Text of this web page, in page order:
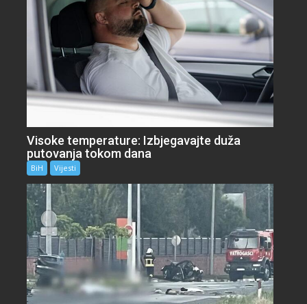
Visoke temperature: Izbjegavajte duža
putovanja tokom dana
BiH Vijesti